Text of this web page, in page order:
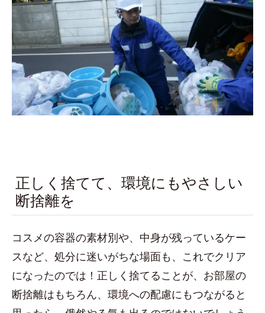
正しく捨てて、環境にもやさしい
断捨離を
コスメの容器の素材別や、中身が残っているケー
スなど、処分に迷いがちな場面も、これでクリア
になったのでは！正しく捨てることが、お部屋の
断捨離はもちろん、環境への配慮にもつながると